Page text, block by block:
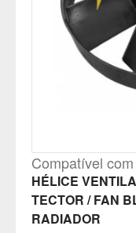
Compatível
HÉLICE
TECTOR / FAN
RADIADOR